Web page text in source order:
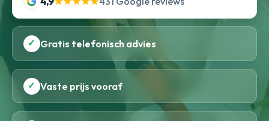
✓ Gratis telefonisch advies
✓ Vaste prijs vooraf